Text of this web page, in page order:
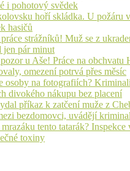
i pohotový svědek
hoří skládka. U požáru
hasičů
strážníků! Muž se z
jen pár minut
u Aše! Práce na obchvatu
omezení potrvá přes měsíc
osoby na fotografiích?
divokého nákupu bez placení
příkaz k zatčení muže z
bezdomovci, uvádějí
tento tatarák?
toxiny